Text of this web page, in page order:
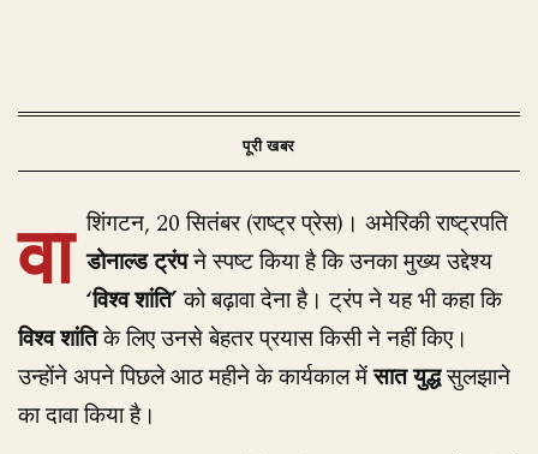
वा शिंगटन, 20 सितंबर (राष्ट्र प्रेस)। अमेरिकी राष्ट्रपति
डोनाल्ड ट्रंपने स्पष्ट किया है कि उनका मुख्य उद्देश्य
‘विश्व शांति’को बढ़ावा देना है। ट्रंप ने यह भी कहा कि
विश्व शांतिके लिए उनसे बेहतर प्रयास किसी ने नहीं किए।
उन्होंने अपने पिछले आठ महीने के कार्यकाल मेंसात युद्धसुलझाने
का दावा किया है।